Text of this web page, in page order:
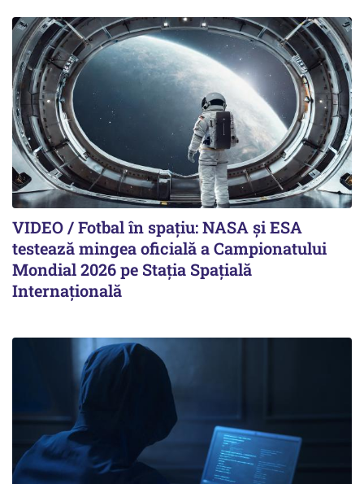
VIDEO / Fotbal în spațiu: NASA și ESA
testează mingea oficială a Campionatului
Mondial 2026 pe Staţia Spaţială
Internaţională